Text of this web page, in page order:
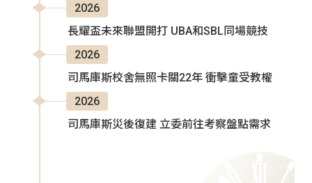
2026
長耀盃未來聯盟開打 UBA和SBL同場競技
2026
司馬庫斯校舍無照卡關22年 衝擊童受教權
2026
司馬庫斯災後復建 立委前往考察盤點需求